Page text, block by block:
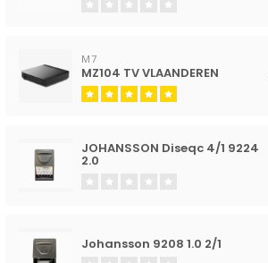
M7
MZ104 TV VLAANDEREN
JOHANSSON Diseqc 4/1 9224
2.0
Johansson 9208 1.0 2/1